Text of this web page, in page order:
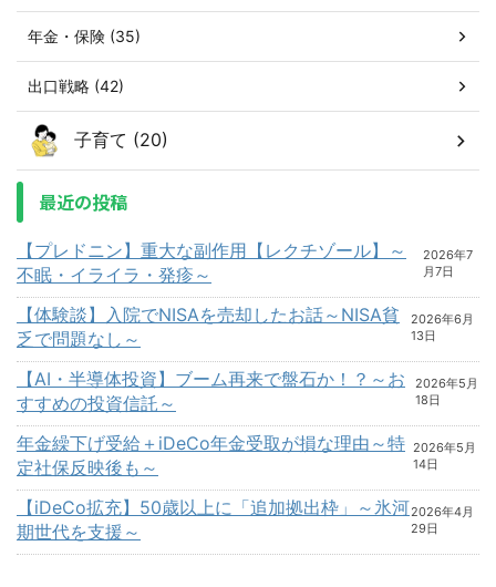
年金・保険 (35)
出口戦略 (42)
子育て (20)
最近の投稿
【プレドニン】重大な副作用【レクチゾール】～
不眠・イライラ・発疹～
2026年7
月7日
【体験談】入院でNISAを売却したお話～NISA貧
乏で問題なし～
2026年6月
13日
【AI・半導体投資】ブーム再来で盤石か！？～お
すすめの投資信託～
2026年5月
18日
年金繰下げ受給＋iDeCo年金受取が損な理由～特
定社保反映後も～
2026年5月
14日
【iDeCo拡充】50歳以上に「追加拠出枠」～氷河
期世代を支援～
2026年4月
29日